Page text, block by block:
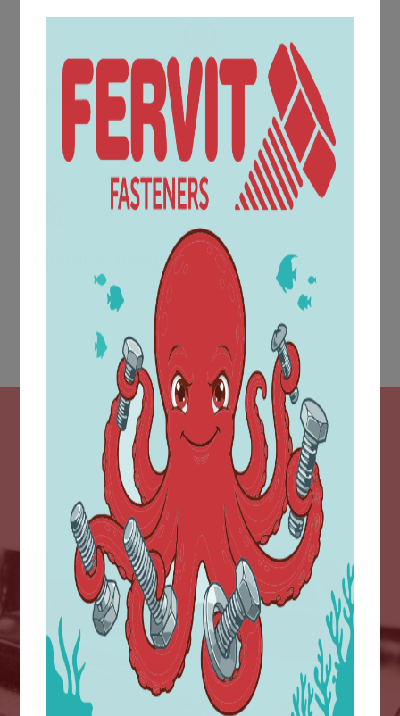
Qualità
La prova del raggiungimento di una qualità crescente
viene da riconoscimenti e certificazioni come la UNI EN
ISO 9001:2015.
Articoli a disegno
All'interno dell'ufficio acquisti è collocata l'area tecnica
che dispone di un moderno sistema di progettazione
CAD, il quale consente di realizzare i disegni dei
particolari, in conformità alle richieste del cliente.
+5M
Prodotti venduti